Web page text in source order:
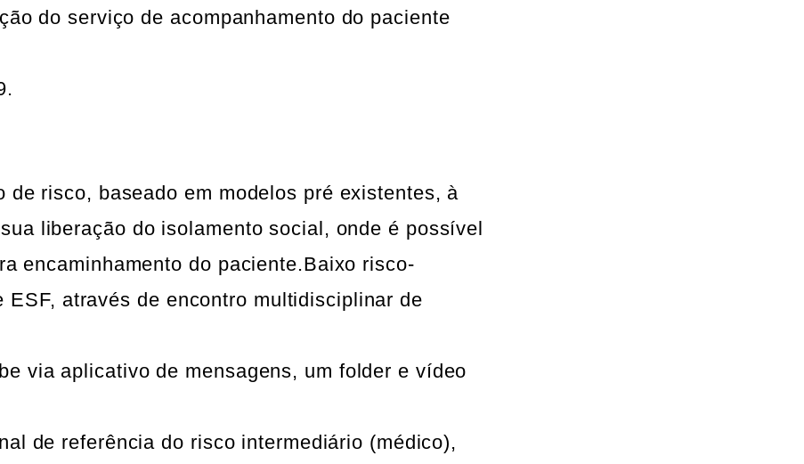
do serviço de acompanhamento do paciente
risco, baseado em modelos pré existentes, à
liberação do isolamento social, onde é possível
encaminhamento do paciente.Baixo risco-
através de encontro multidisciplinar de
via aplicativo de mensagens, um folder e vídeo
de referência do risco intermediário (médico),